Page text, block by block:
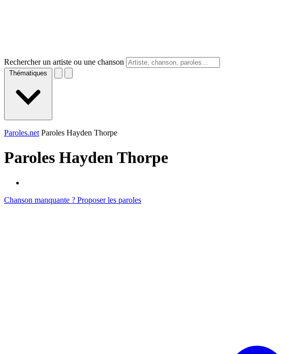
Rechercher un artiste ou une chanson
Thématiques
Paroles.net Paroles Hayden Thorpe
Paroles Hayden Thorpe
Chanson manquante ? Proposer les paroles